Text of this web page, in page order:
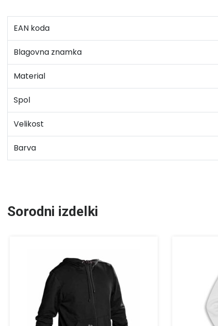
EAN koda
Blagovna znamka
Material
Spol
Velikost
Barva
Sorodni izdelki